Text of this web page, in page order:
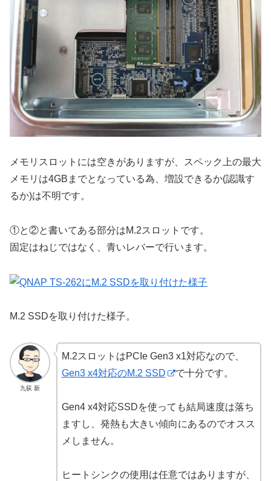
メモリスロットには空きがありますが、スペック上の最大
メモリは4GBまでとなっている為、増設できるか(認識す
るか)は不明です。
①と②と書いてある部分はM.2スロットです。
固定はねじではなく、青いレバーで行います。
M.2 SSDを取り付けた様子。
九荻 新
M.2スロットはPCIe Gen3 x1対応なので、
Gen3 x4対応のM.2 SSD
で十分です。
Gen4 x4対応SSDを使っても結局速度は落ち
ますし、発熱も大きい傾向にあるのでオスス
メしません。
ヒートシンクの使用は任意ではありますが、